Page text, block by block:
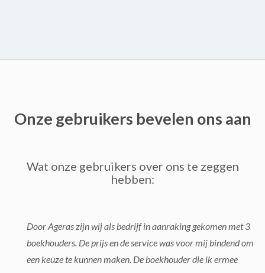
Onze gebruikers bevelen ons aan
Wat onze gebruikers over ons te zeggen
hebben:
Door Ageras zijn wij als bedrijf in aanraking gekomen met 3
boekhouders. De prijs en de service was voor mij bindend om
een keuze te kunnen maken. De boekhouder die ik ermee